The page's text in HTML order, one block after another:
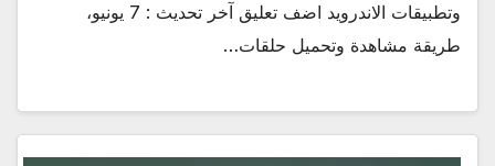
وتطبيقات الاندرويد اضف تعليق آخر تحديث : 7 يونيو،
طريقة مشاهدة وتحميل حلقات…